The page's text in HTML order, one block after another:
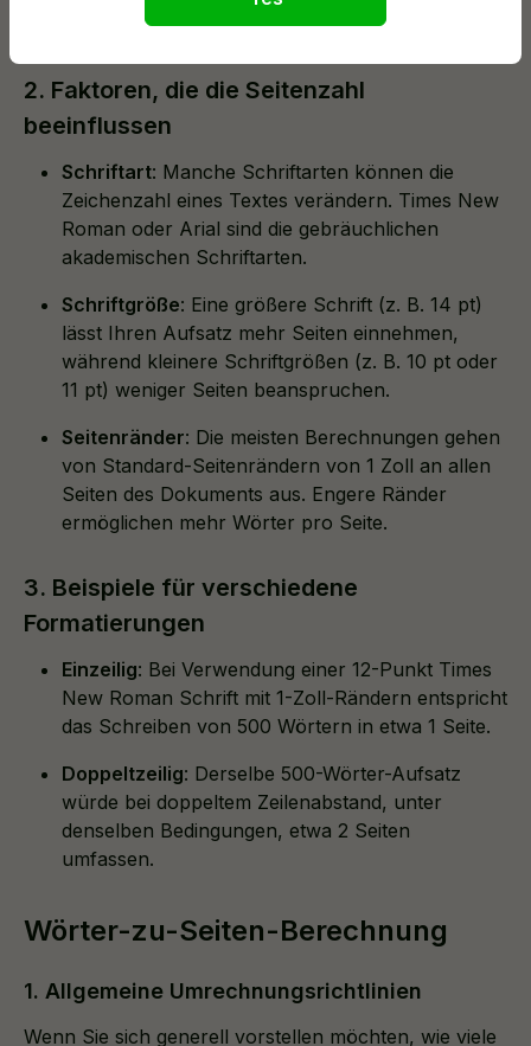
in Anspruch.
2. Faktoren, die die Seitenzahl
beeinflussen
Schriftart: Manche Schriftarten können die
Zeichenzahl eines Textes verändern. Times New
Roman oder Arial sind die gebräuchlichen
akademischen Schriftarten.
Schriftgröße: Eine größere Schrift (z. B. 14 pt)
lässt Ihren Aufsatz mehr Seiten einnehmen,
während kleinere Schriftgrößen (z. B. 10 pt oder
11 pt) weniger Seiten beanspruchen.
Seitenränder: Die meisten Berechnungen gehen
von Standard-Seitenrändern von 1 Zoll an allen
Seiten des Dokuments aus. Engere Ränder
ermöglichen mehr Wörter pro Seite.
3. Beispiele für verschiedene
Formatierungen
Einzeilig: Bei Verwendung einer 12-Punkt Times
New Roman Schrift mit 1-Zoll-Rändern entspricht
das Schreiben von 500 Wörtern in etwa 1 Seite.
Doppeltzeilig: Derselbe 500-Wörter-Aufsatz
würde bei doppeltem Zeilenabstand, unter
denselben Bedingungen, etwa 2 Seiten
umfassen.
Wörter-zu-Seiten-Berechnung
1. Allgemeine Umrechnungsrichtlinien
Wenn Sie sich generell vorstellen möchten, wie viele